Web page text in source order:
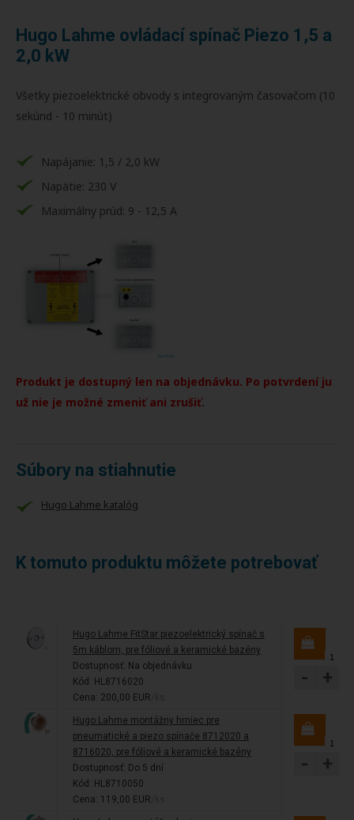
Hugo Lahme ovládací spínač Piezo 1,5 a
2,0 kW
Všetky piezoelektrické obvody s integrovaným časovačom (10
sekúnd - 10 minút)
Napájanie: 1,5 / 2,0 kW
Napätie: 230 V
Maximálny prúd: 9 - 12,5 A
Produkt je dostupný len na objednávku. Po potvrdení ju
už nie je možné zmeniť ani zrušiť.
Súbory na stiahnutie
Hugo Lahme katalóg
K tomuto produktu môžete potrebovať
Hugo Lahme FitStar piezoelektrický spínač s
5m káblom, pre fóliové a keramické bazény
Dostupnosť: Na objednávku
Kód: HL8716020
Cena: 200,00 EUR
- +
Hugo Lahme montážny hrniec pre
pneumatické a piezo spínače 8712020 a
8716020, pre fóliové a keramické bazény
Dostupnosť: Do 5 dní
Kód: HL8710050
Cena: 119,00 EUR
- +